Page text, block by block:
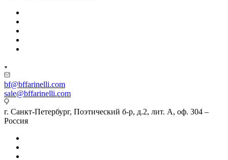
bf@bffarinelli.com
sale@bffarinelli.com
г. Санкт-Петербург, Поэтический б-р, д.2, лит. А, оф. 304 –
Россия